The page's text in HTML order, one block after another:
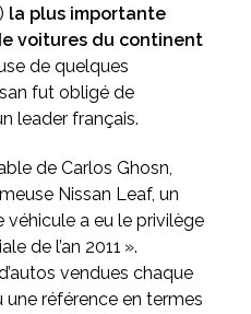
la plus importante
voitures du continent
de quelques
fut obligé de
leader français.
de Carlos Ghosn,
Nissan Leaf, un
a eu le privilège
de l’an 2011 ».
vendues chaque
une référence en termes